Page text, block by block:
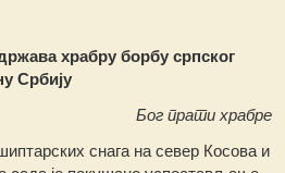
храбру борбу српског
Србију
Бог прати храбре
снага на север Косова и